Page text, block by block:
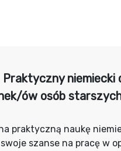
Praktyczny niemiecki
ów osób
praktyczną naukę
szanse na pracę w